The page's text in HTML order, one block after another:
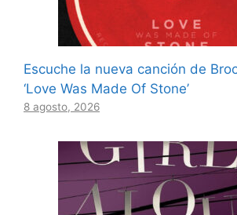
Escuche la nueva canción de
‘Love Was Made Of Stone’
8 agosto, 2026